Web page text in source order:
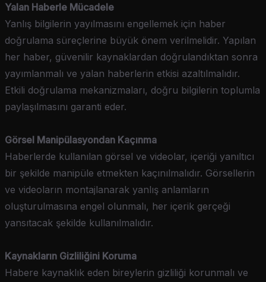
Yalan Haberle Mücadele
Yanlış bilgilerin yayılmasını engellemek için haber
doğrulama süreçlerine büyük önem verilmelidir. Yapılan
her haber, güvenilir kaynaklardan doğrulandıktan sonra
yayımlanmalı ve yalan haberlerin etkisi azaltılmalıdır.
Etkili doğrulama mekanizmaları, doğru bilgilerin toplumla
paylaşılmasını garanti eder.
Görsel Manipülasyondan Kaçınma
Haberlerde kullanılan görsel ve videolar, içeriği yanıltıcı
bir şekilde manipüle etmekten kaçınılmalıdır. Görsellerin
ve videoların montajlanarak yanlış anlamların
oluşturulmasına engel olunmalı, her içerik gerçeği
yansıtacak şekilde kullanılmalıdır.
Kaynakların Gizliliğini Koruma
Habere kaynaklık eden bireylerin gizliliği korunmalı ve